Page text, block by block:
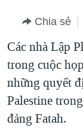
hướng
chính
Đi
tới
"Tìm"
DIỄN ĐÀN
MỤC
TỰ DO BÁO
VẠCH TRẦN
NGƯỜI VIỆT
CHUYÊN ĐỀ
CHIẾN
TẠI
HÀNH TRÌNH
HỌC TIẾNG ANH
VIDEO
Chia sẻ
Các nhà Lập
trong cuộc
những quyết
Palestine
đảng Fatah.